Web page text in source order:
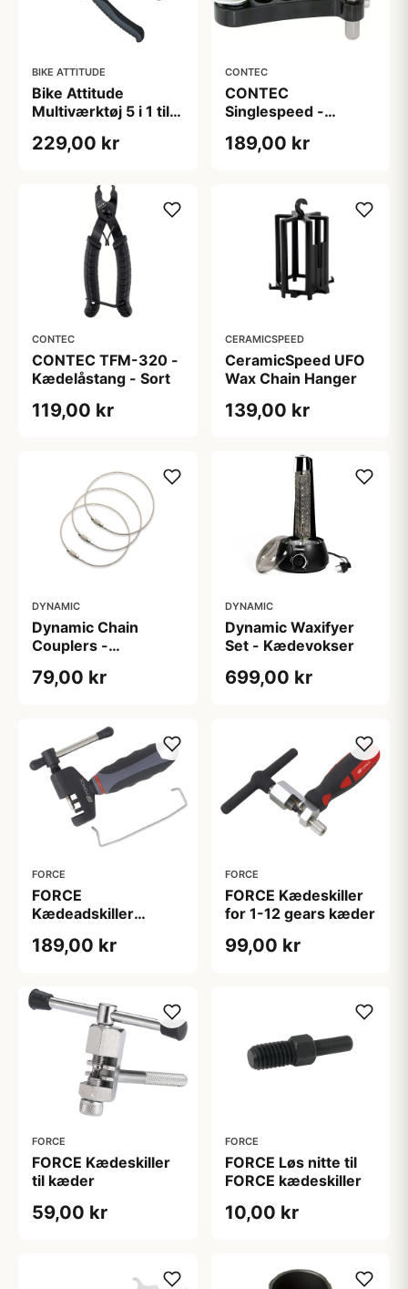
BIKE ATTITUDE
Bike Attitude
Multiværktøj 5 i 1 til
229,00 kr
CONTEC
CONTEC
Singlespeed -
Singlespeed - Sort
189,00 kr
CONTEC
CONTEC TFM-320 -
Kædelåstang - Sort
119,00 kr
CERAMICSPEED
CeramicSpeed UFO
Wax Chain Hanger
139,00 kr
DYNAMIC
Dynamic Chain
Couplers -
79,00 kr
DYNAMIC
Dynamic Waxifyer
Set - Kædevokser
699,00 kr
FORCE
FORCE
Kædeadskiller
189,00 kr
FORCE
FORCE Kædeskiller
for 1-12 gears kæder
99,00 kr
FORCE
FORCE Kædeskiller
til kæder
59,00 kr
FORCE
FORCE Løs nitte til
FORCE kædeskiller
10,00 kr